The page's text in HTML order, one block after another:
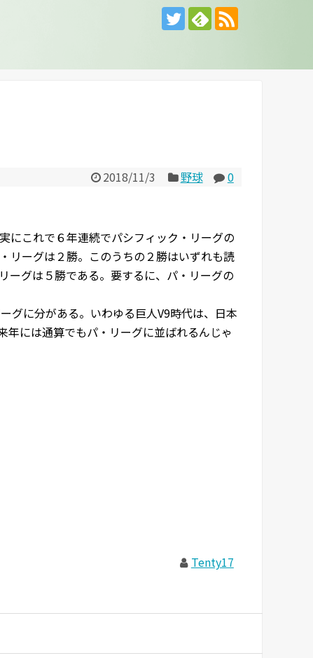
2018/11/3 野球
0
にこれで６年連続でパシフィック・リーグの
リーグは２勝。このうちの２勝はいずれも読
ーグは５勝である。要するに、パ・リーグの
グに分がある。いわゆる巨人V9時代は、日本
年には通算でもパ・リーグに並ばれるんじゃ
Tenty17